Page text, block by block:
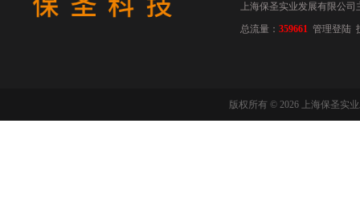
上海保圣实业发展有限公司
总流量： 359661 管理登陆
版权所有 © 2026 上海保圣实